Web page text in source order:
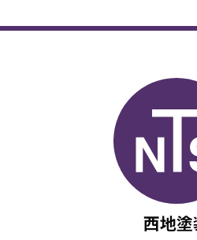
西地塗